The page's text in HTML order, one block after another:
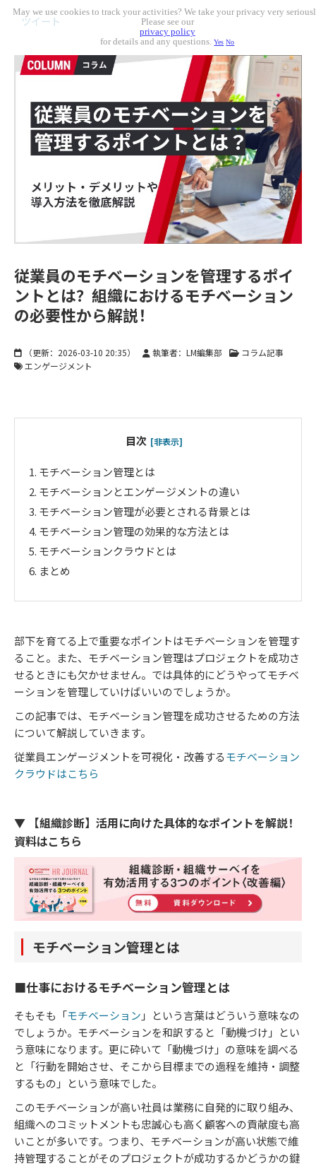
ツイート
従業員のモチベーションを管理するポイ
ントとは？組織におけるモチベーション
の必要性から解説！
（更新： 2026-03-10 20:35） 執筆者：LM編集部
コラム記事
エンゲージメント
目次 [非表示]
1. モチベーション管理とは
2. モチベーションとエンゲージメントの違い
3. モチベーション管理が必要とされる背景とは
4. モチベーション管理の効果的な方法とは
5. モチベーションクラウドとは
6. まとめ
部下を育てる上で重要なポイントはモチベーションを管理す
ること。また、モチベーション管理はプロジェクトを成功さ
せるときにも欠かせません。では具体的にどうやってモチベ
ーションを管理していけばいいのでしょうか。
この記事では、モチベーション管理を成功させるための方法
について解説していきます。
従業員エンゲージメントを可視化・改善するモチベーション
クラウドはこちら
▼ 【組織診断】活用に向けた具体的なポイントを解説！
資料はこちら
モチベーション管理とは
■仕事におけるモチベーション管理とは
そもそも「モチベーション 」という言葉はどういう意味なの
でしょうか。モチベーションを和訳すると「動機づけ」とい
う意味になります。更に砕いて「動機づけ」の意味を調べる
と「行動を開始させ、そこから目標までの過程を維持・調整
するもの」という意味でした。
このモチベーションが高い社員は業務に自発的に取り組み、
組織へのコミットメントも忠誠心も高く顧客への貢献度も高
いことが多いです。つまり、モチベーションが高い状態で維
持管理することがそのプロジェクトが成功するかどうかの鍵
May we use cookies to track your activities? We take your privacy very
Please see our
privacy policy
for details and any questions.Yes No